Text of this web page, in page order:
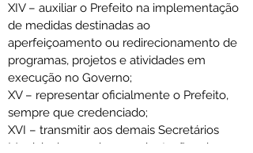
XIV – auxiliar o Prefeito na implementação
de medidas destinadas ao
aperfeiçoamento ou redirecionamento de
programas, projetos e atividades em
execução no Governo;
XV – representar oficialmente o Prefeito,
sempre que credenciado;
XVI – transmitir aos demais Secretários
Municipais as ordens e orientações do